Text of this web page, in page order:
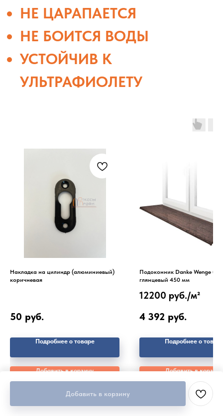
Добавить в корзину
НЕ ЦАРАПАЕТСЯ
НЕ БОИТСЯ ВОДЫ
УСТОЙЧИВ К
УЛЬТРАФИОЛЕТУ
Накладка на цилиндр (алюминиевый)
коричневая
50 руб.
Подробнее о товаре
Добавить в корзину
Подоконник Danke Wenge
глянцевый 450 мм
12200 руб./м²
4 392 руб.
Подробнее о
Добавить в корзину